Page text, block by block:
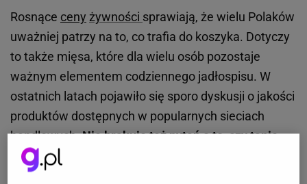
Rosnące ceny żywności sprawiają, że wielu Polaków
uważniej patrzy na to, co trafia do koszyka. Dotyczy
to także mięsa, które dla wielu osób pozostaje
ważnym elementem codziennego jadłospisu. W
ostatnich latach pojawiło się sporo dyskusji o jakości
produktów dostępnych w popularnych sieciach
handlowych.Nie brakuje też pytań o to, czy tanie
mięso może być jednocześnie
zdrowe.